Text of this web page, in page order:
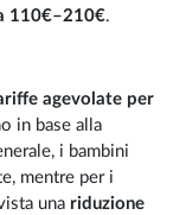
110€–210€.
agevolate per
in base alla
i bambini
mentre per i
una riduzione